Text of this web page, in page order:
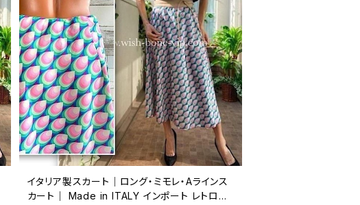
イタリア製スカート｜ロング・ミモレ・Aラインス
カート｜ Made in ITALY インポート レトロプ